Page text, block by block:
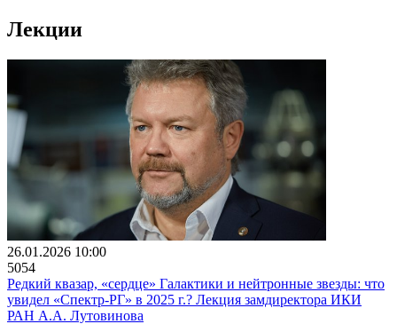
Лекции
26.01.2026 10:00
5054
Редкий квазар, «сердце» Галактики и нейтронные звезды: что
увидел «Спектр-РГ» в 2025 г.? Лекция замдиректора ИКИ
РАН А.А. Лутовинова